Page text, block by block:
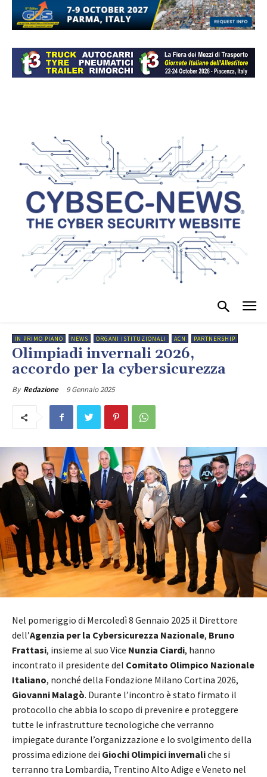
IN PRIMO PIANO NEWS ORGANI ISTITUZIONALI ACN PARTNERSHIP
Olimpiadi invernali 2026,
accordo per la cybersicurezza
By Redazione 9 Gennaio 2025
Nel pomeriggio di Mercoledì 8 Gennaio 2025 il Direttore
dell’Agenzia per la Cybersicurezza Nazionale, Bruno
Frattasi, insieme al suo Vice Nunzia Ciardi, hanno
incontrato il presidente del Comitato Olimpico Nazionale
Italiano, nonché della Fondazione Milano Cortina 2026,
Giovanni Malagò. Durante l’incontro è stato firmato il
protocollo che abbia lo scopo di prevenire e proteggere
tutte le infrastrutture tecnologiche che verranno
impiegate durante l’organizzazione e lo svolgimento della
prossima edizione dei Giochi Olimpici invernaliche si
terranno tra Lombardia, Trentino Alto Adige e Veneto nel